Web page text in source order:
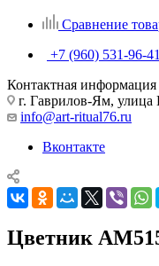
Сравнение
+7 (960) 531-96-41
Контактная информация
г. Гаврилов-Ям, улица
info@art-ritual76.ru
Вконтакте
Цветник